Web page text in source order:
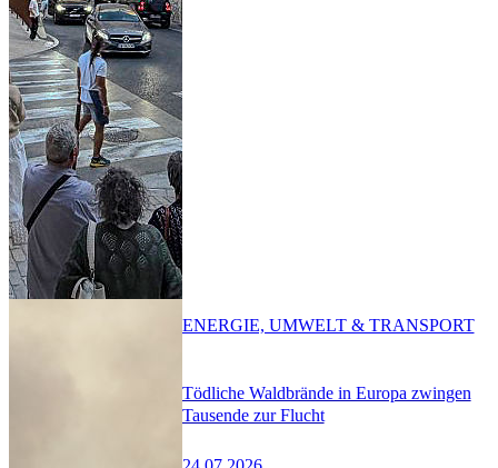
Tödliche Waldbrände in Europa zwingen
Tausende zur Flucht
ENERGIE, UMWELT & TRANSPORT